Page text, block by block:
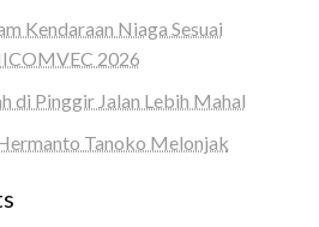
Kendaraan Niaga Sesuai
2026
di Pinggir Jalan Lebih Mahal
Tanoko Melonjak